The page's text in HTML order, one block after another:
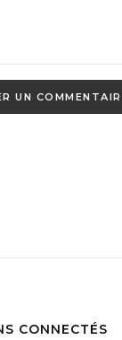
CONNECTÉS